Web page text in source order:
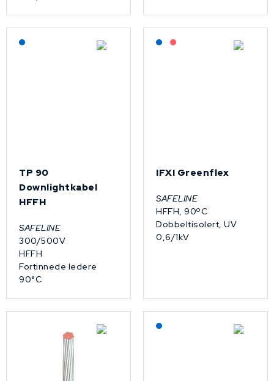
Lagerført: NEK Kabel
TP 90
Downlightkabel
HFFH
SAFELINE
300/500V
HFFH
Fortinnede ledere
90°C
Lagerført: NEK Kabel
På forespørsel
IFXI Greenflex
SAFELINE
HFFH, 90ºC
Dobbeltisolert, UV
0,6/1kV
Lagerført: NEK Kabel